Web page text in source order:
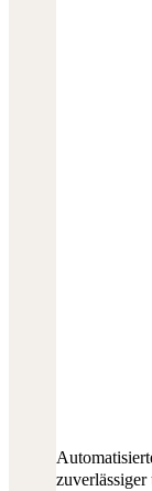
zuverlässiger